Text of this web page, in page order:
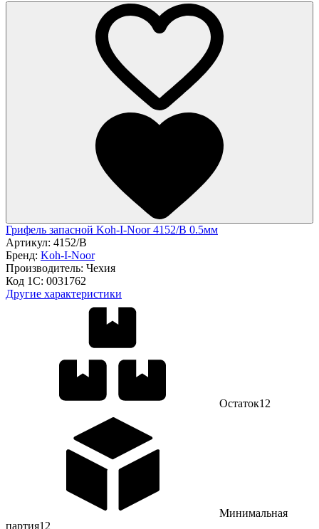
Грифель запасной Koh-I-Noor 4152/В 0.5мм
Артикул: 4152/В
Бренд: Koh-I-Noor
Производитель: Чехия
Код 1С: 0031762
Другие характеристики
Остаток12
Минимальная
партия12